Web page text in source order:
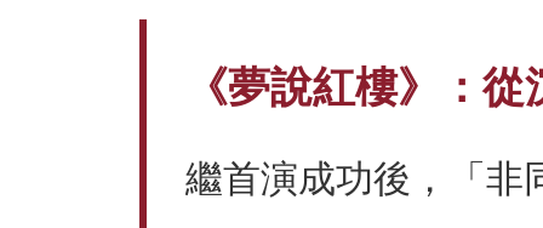
《夢說紅樓》：
繼首演成功後，「非